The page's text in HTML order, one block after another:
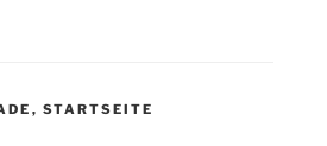
, STARTSEITE